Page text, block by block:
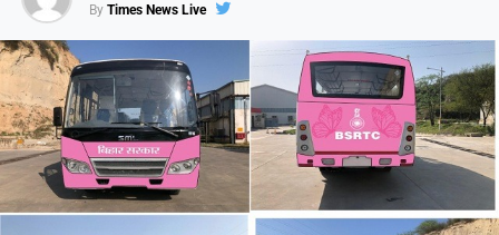
By Times News Live